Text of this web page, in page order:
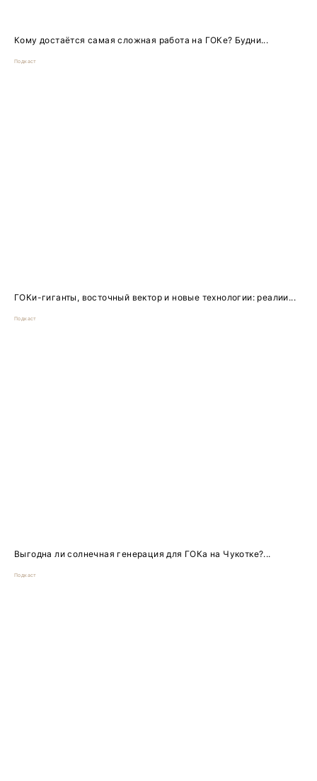
Кому достаётся самая сложная работа на ГОКе? Будни...
Подкаст
ГОКи-гиганты, восточный вектор и новые технологии: реалии...
Подкаст
Выгодна ли солнечная генерация для ГОКа на Чукотке?...
Подкаст